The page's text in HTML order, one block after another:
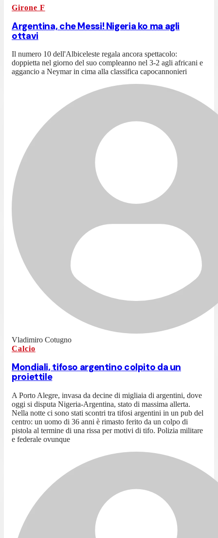
Girone F
Argentina, che Messi! Nigeria ko ma agli
ottavi
Il numero 10 dell'Albiceleste regala ancora spettacolo:
doppietta nel giorno del suo compleanno nel 3-2 agli africani e
aggancio a Neymar in cima alla classifica capocannonieri
Vladimiro Cotugno
Calcio
Mondiali, tifoso argentino colpito da un
proiettile
A Porto Alegre, invasa da decine di migliaia di argentini, dove
oggi si disputa Nigeria-Argentina, stato di massima allerta.
Nella notte ci sono stati scontri tra tifosi argentini in un pub del
centro: un uomo di 36 anni è rimasto ferito da un colpo di
pistola al termine di una rissa per motivi di tifo. Polizia militare
e federale ovunque